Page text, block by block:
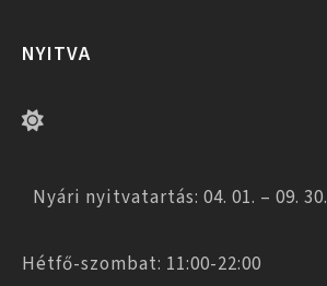
NYITVA
Nyári nyitvatartás: 04. 01. – 09. 30.
Hétfő-szombat: 11:00-22:00